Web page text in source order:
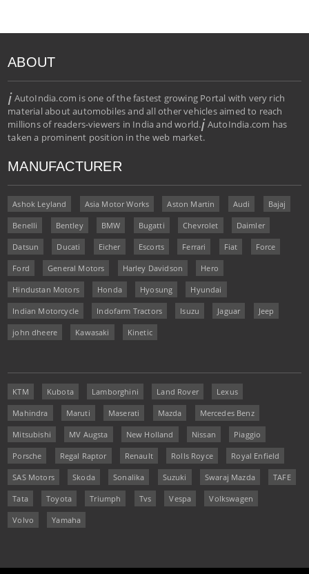
ABOUT
iAutoIndia.com is one of the fastest growing Portal with very rich
material about automobiles and all other vehicles aimed to reach
millions of readers-viewers in India and world.iAutoIndia.com has
taken a prominent position in the web market.
MANUFACTURER
Ashok Leyland Asia Motor Works Aston Martin Audi Bajaj
Benelli Bentley BMW Bugatti Chevrolet Daimler
Datsun Ducati Eicher Escorts Ferrari Fiat Force
Ford General Motors Harley Davidson Hero
Hindustan Motors Honda Hyosung Hyundai
Indian Motorcycle Indofarm Tractors Isuzu Jaguar Jeep
john dheere Kawasaki Kinetic
KTM Kubota Lamborghini Land Rover Lexus
Mahindra Maruti Maserati Mazda Mercedes Benz
Mitsubishi MV Augsta New Holland Nissan Piaggio
Porsche Regal Raptor Renault Rolls Royce Royal Enfield
SAS Motors Skoda Sonalika Suzuki Swaraj Mazda TAFE
Tata Toyota Triumph Tvs Vespa Volkswagen
Volvo Yamaha